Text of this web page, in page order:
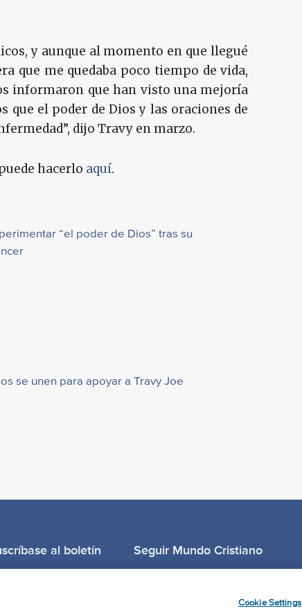
y aunque al momento en que llegué
que me quedaba poco tiempo de vida,
informaron que han visto una mejoría
que el poder de Dios y las oraciones de
dijo Travy en marzo.
hacerlo aquí.
“el poder de Dios” tras su
se unen para apoyar a Travy Joe
al boletín Seguir Mundo Cristiano
Cookie Settings